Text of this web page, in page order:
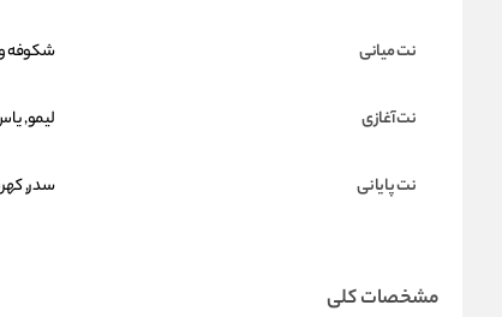
نت میانی شکوفه
نت آغازی لیمو,
نت پایانی سدر,
مشخصات کلی